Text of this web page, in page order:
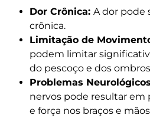
Dor Crônica: A dor pode
crônica.
Limitação de
podem limitar
do pescoço e dos
Problemas Neurológicos
nervos pode resultar em
e força nos braços e